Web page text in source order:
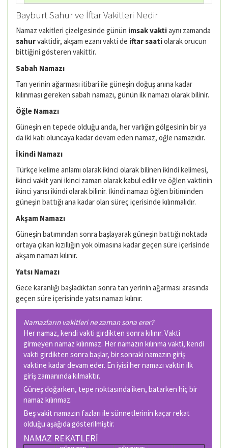
Bayburt Sahur ve İftar Vakitleri Nedir
Namaz vakitleri çizelgesinde günün imsak vaktiaynı zamanda
sahurvaktidir, akşam ezanı vakti de iftar saatiolarak orucun
bittiğini gösteren vakittir.
Sabah Namazı
Tan yerinin ağarması itibari ile güneşin doğuş anına kadar
kılınması gereken sabah namazı, günün ilk namazı olarak bilinir.
Öğle Namazı
Güneşin en tepede olduğu anda, her varlığın gölgesinin bir ya
da iki katı oluncaya kadar devam eden namaz, öğle namazıdır.
İkindi Namazı
Türkçe kelime anlamı olarak ikinci olarak bilinen ikindi kelimesi,
ikinci vakit yani ikinci zaman olarak kabul edilir ve öğlen vaktinin
ikinci yarısı ikindi olarak bilinir. İkindi namazı öğlen bitiminden
güneşin battığı ana kadar olan süreç içerisinde kılınmalıdır.
Akşam Namazı
Güneşin batımından sonra başlayarak güneşin battığı noktada
ortaya çıkan kızıllığın yok olmasına kadar geçen süre içerisinde
akşam namazı kılınır.
Yatsı Namazı
Gece karanlığı başladıktan sonra tan yerinin ağarması arasında
geçen süre içerisinde yatsı namazı kılınır.
Namazların vakitleri ne zaman sona erer?
Her namaz, kendi vakti girdikten sonra kılınır. Vakti
girmeyen namaz kılınmaz. Her namazın kılınma vakti, kendi
vakti girdikten sonra başlar, bir sonraki namazın giriş
vaktine kadar devam eder. En iyisi her namazı vaktin ilk
giriş zamanında kılmaktır.
Güneş doğarken, tepe noktasında iken, batarken hiç bir
namaz kılınmaz.
Beş vakit namazın fazları ile sünnetlerinin kaçar rekat
olduğu aşağıda gösterilmiştir.
NAMAZ REKATLERİ